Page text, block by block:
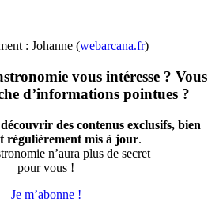
: Johanne (webarcana.fr)
vous intéresse ? Vous
d’informations pointues ?
des contenus exclusifs, bien
régulièrement mis à jour.
n’aura plus de secret
pour vous !
Je m’abonne !